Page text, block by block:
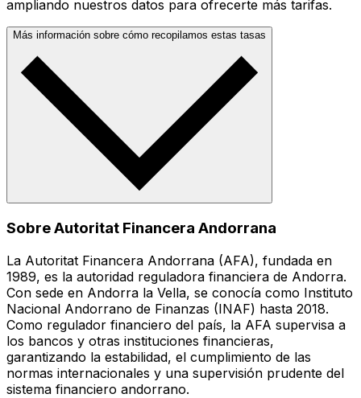
ampliando nuestros datos para ofrecerte más tarifas.
Más información sobre cómo recopilamos estas tasas
Sobre Autoritat Financera Andorrana
La Autoritat Financera Andorrana (AFA), fundada en
1989, es la autoridad reguladora financiera de Andorra.
Con sede en Andorra la Vella, se conocía como Instituto
Nacional Andorrano de Finanzas (INAF) hasta 2018.
Como regulador financiero del país, la AFA supervisa a
los bancos y otras instituciones financieras,
garantizando la estabilidad, el cumplimiento de las
normas internacionales y una supervisión prudente del
sistema financiero andorrano.